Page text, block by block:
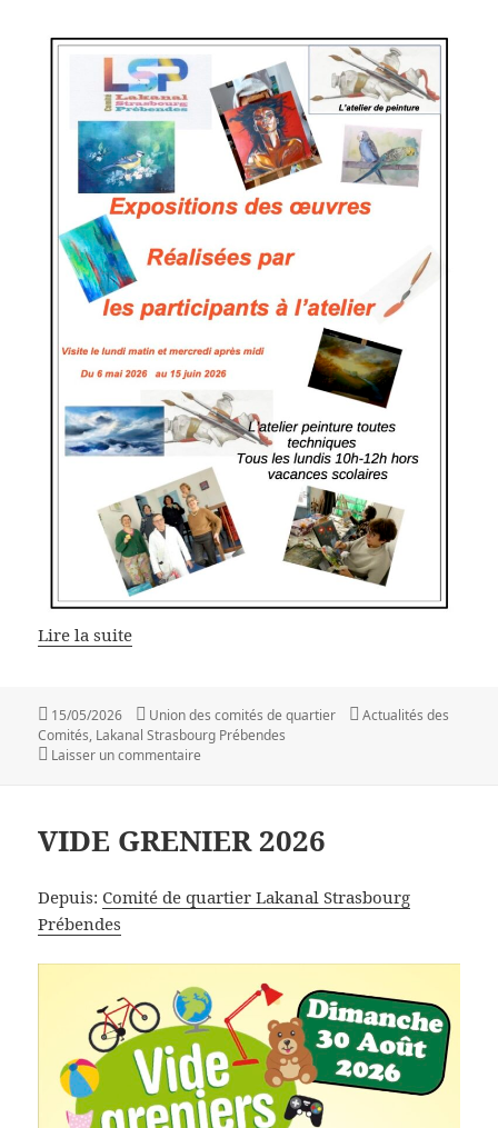
Lire la suite
Publié
le
15/05/2026 Auteur
Union des comités de quartier Catégories
Actualités des
Comités, Lakanal Strasbourg Prébendes
Laisser un commentaire
VIDE GRENIER 2026
Depuis: Comité de quartier Lakanal Strasbourg
Prébendes